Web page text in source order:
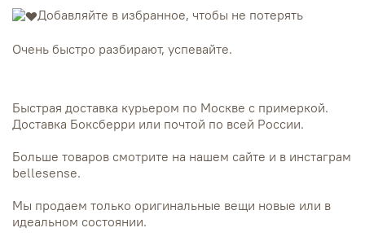
Добавляйте в избранное, чтобы не потерять
Очень быстро разбирают, успевайте.
Быстрая доставка курьером по Москве с примеркой.
Доставка Боксберри или почтой по всей России.
Больше товаров смотрите на нашем сайте и в инстаграм
bellesense.
Мы продаем только оригинальные вещи новые или в
идеальном состоянии.